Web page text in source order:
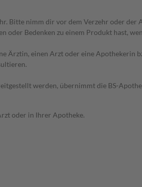
Bitte nimm dir vor dem Verzehr oder
oder Bedenken zu einem Produkt hast,
Ärztin, einen Arzt oder eine Apothekerin
werden, übernimmt die BS-
oder in Ihrer Apotheke.